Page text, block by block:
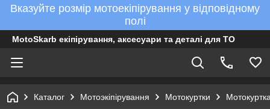
Вказуйте розмір мотоекіпірування у відповідному
полі
MotoSkarb екіпірування, аксесуари та деталі для ТО
Каталог Мотоэкіпірування Мотокуртки